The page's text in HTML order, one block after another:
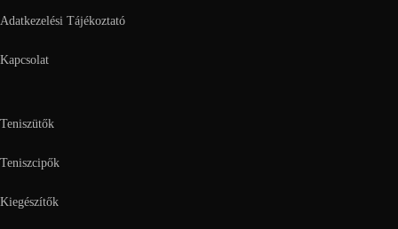
Adatkezelési Tájékoztató
Kapcsolat
Teniszütők
Teniszcipők
Kiegészítők